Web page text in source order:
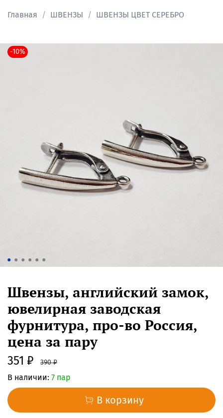
Главная ШВЕНЗЫ ШВЕНЗЫ ЦВЕТ СЕРЕБРО
-10%
Швензы, английский замок,
ювелирная заводская
фурнитура, про-во Россия,
цена за пару
351 ₽ 390 ₽
В наличии: 7 пар
В корзину